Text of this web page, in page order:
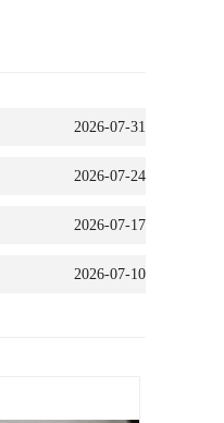
2026-07-31
2026-07-24
2026-07-17
2026-07-10